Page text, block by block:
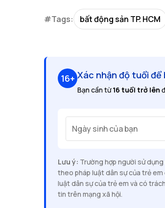
#Tags: bất động sản TP. HCM
16+ Xác nhận độ tuổi để
Bạn cần từ16 tuổi trở lên
Ngày sinh của bạn
Lưu ý: Trường hợp người sử
theo pháp luật dân sự của trẻ
luật dân sự của trẻ em và có
tin trên mạng xã hội.